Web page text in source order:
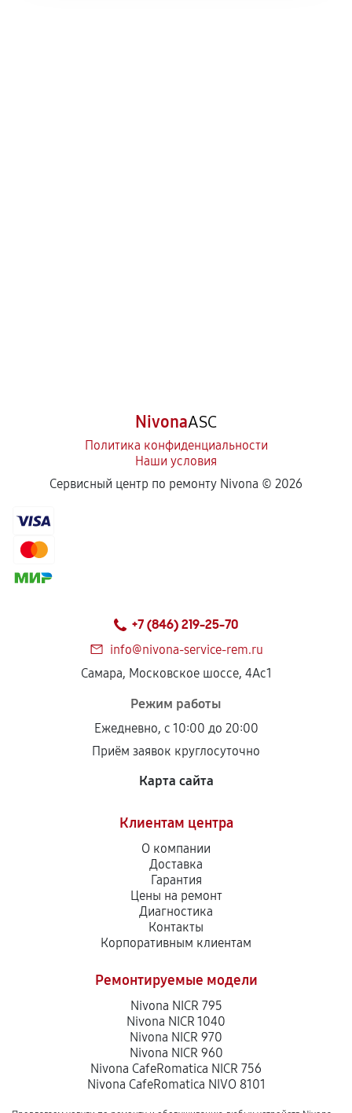
NivonaASC
Политика конфиденциальности
Наши условия
Сервисный центр по ремонту Nivona © 2026
+7 (846) 219-25-70
info@nivona-service-rem.ru
Самара, Московское шоссе, 4Ас1
Режим работы
Ежедневно, с 10:00 до 20:00
Приём заявок круглосуточно
Карта сайта
Клиентам центра
О компании
Доставка
Гарантия
Цены на ремонт
Диагностика
Контакты
Корпоративным клиентам
Ремонтируемые модели
Nivona NICR 795
Nivona NICR 1040
Nivona NICR 970
Nivona NICR 960
Nivona CafeRomatica NICR 756
Nivona CafeRomatica NIVO 8101